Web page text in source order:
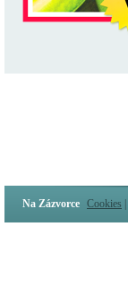
Na Zázvorce Cookies